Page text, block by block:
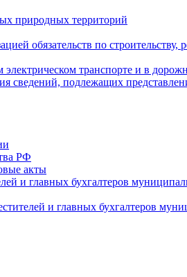
природных территорий
обязательств по строительству,
транспорте и в
сведений, подлежащих
РФ
акты
и главных бухгалтеров
и главных бухгалтеров